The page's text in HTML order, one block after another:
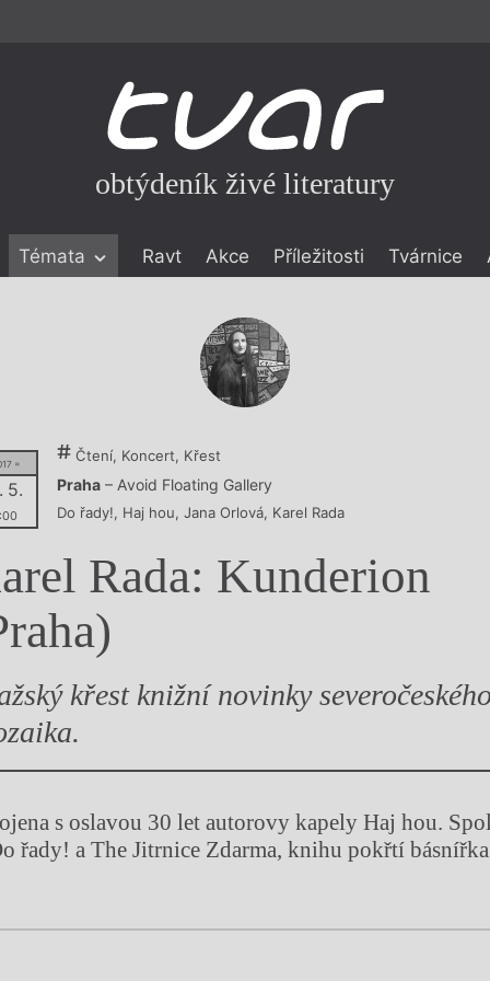
obtýdeník živé literatury
Témata Ravt Akce Příležitosti Tvárnice
=
5.
Čtení, Koncert, Křest
Praha – Avoid Floating Gallery
Do řady!, Haj hou, Jana Orlová, Karel Rada
Rada: Kunderion
křest knižní novinky
s oslavou 30 let autorovy kapely Haj hou.
řady! a The Jitrnice Zdarma, knihu pokřtí